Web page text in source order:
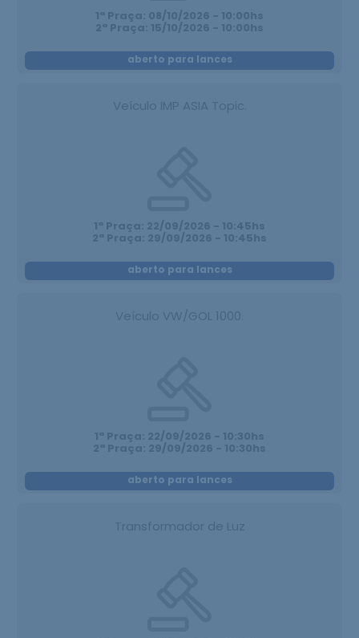
1ª Praça: 08/10/2026 - 10:00hs
2ª Praça: 15/10/2026 - 10:00hs
aberto para lances
Veículo IMP ASIA Topic.
1ª Praça: 22/09/2026 - 10:45hs
2ª Praça: 29/09/2026 - 10:45hs
aberto para lances
Veículo VW/GOL 1000.
1ª Praça: 22/09/2026 - 10:30hs
2ª Praça: 29/09/2026 - 10:30hs
aberto para lances
Transformador de Luz